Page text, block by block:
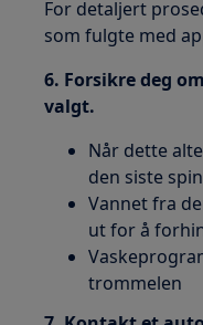
For detaljert
som fulgte med
6. Forsikre deg
valgt.
Når dette
den siste
Vannet fra
ut for å
trommelen